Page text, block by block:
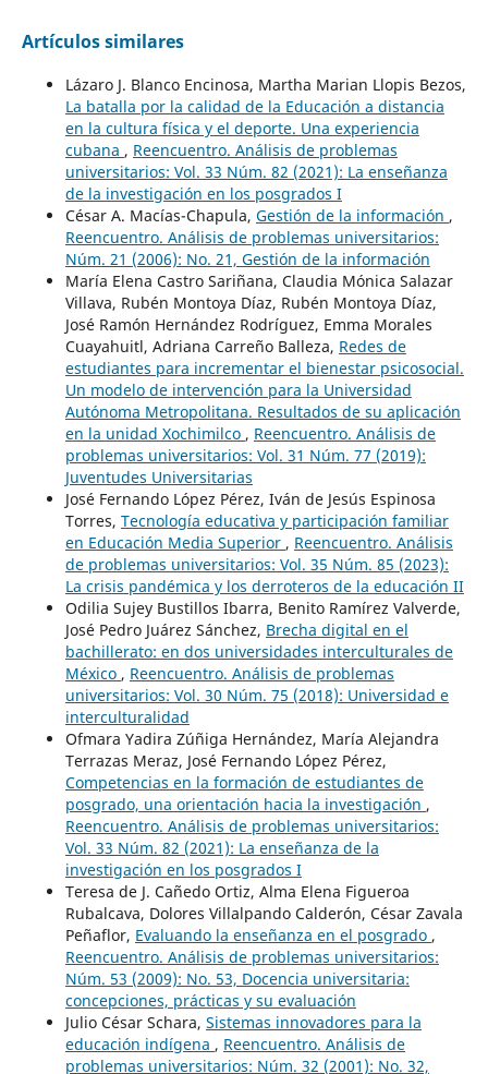
Artículos similares
Lázaro J. Blanco Encinosa, Martha Marian Llopis Bezos,
La batalla por la calidad de la Educación a distancia
en la cultura física y el deporte. Una experiencia
cubana , Reencuentro. Análisis de problemas
universitarios: Vol. 33 Núm. 82 (2021): La enseñanza
de la investigación en los posgrados I
César A. Macías-Chapula, Gestión de la información ,
Reencuentro. Análisis de problemas universitarios:
Núm. 21 (2006): No. 21, Gestión de la información
María Elena Castro Sariñana, Claudia Mónica Salazar
Villava, Rubén Montoya Díaz, Rubén Montoya Díaz,
José Ramón Hernández Rodríguez, Emma Morales
Cuayahuitl, Adriana Carreño Balleza, Redes de
estudiantes para incrementar el bienestar psicosocial.
Un modelo de intervención para la Universidad
Autónoma Metropolitana. Resultados de su aplicación
en la unidad Xochimilco , Reencuentro. Análisis de
problemas universitarios: Vol. 31 Núm. 77 (2019):
Juventudes Universitarias
José Fernando López Pérez, Iván de Jesús Espinosa
Torres, Tecnología educativa y participación familiar
en Educación Media Superior , Reencuentro. Análisis
de problemas universitarios: Vol. 35 Núm. 85 (2023):
La crisis pandémica y los derroteros de la educación II
Odilia Sujey Bustillos Ibarra, Benito Ramírez Valverde,
José Pedro Juárez Sánchez, Brecha digital en el
bachillerato: en dos universidades interculturales de
México , Reencuentro. Análisis de problemas
universitarios: Vol. 30 Núm. 75 (2018): Universidad e
interculturalidad
Ofmara Yadira Zúñiga Hernández, María Alejandra
Terrazas Meraz, José Fernando López Pérez,
Competencias en la formación de estudiantes de
posgrado, una orientación hacia la investigación ,
Reencuentro. Análisis de problemas universitarios:
Vol. 33 Núm. 82 (2021): La enseñanza de la
investigación en los posgrados I
Teresa de J. Cañedo Ortiz, Alma Elena Figueroa
Rubalcava, Dolores Villalpando Calderón, César Zavala
Peñaflor, Evaluando la enseñanza en el posgrado ,
Reencuentro. Análisis de problemas universitarios:
Núm. 53 (2009): No. 53, Docencia universitaria:
concepciones, prácticas y su evaluación
Julio César Schara, Sistemas innovadores para la
educación indígena , Reencuentro. Análisis de
problemas universitarios: Núm. 32 (2001): No. 32,